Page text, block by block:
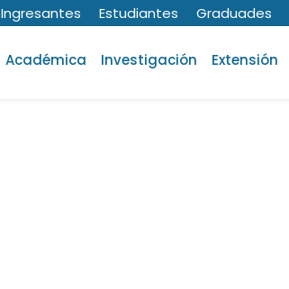
Ingresantes Estudiantes Graduades
Académica Investigación Extensión